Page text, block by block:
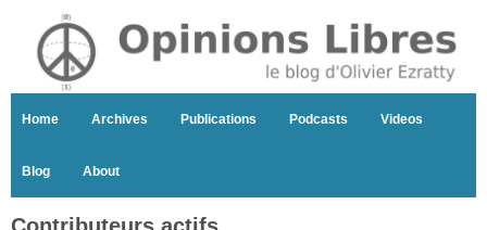
Home Archives Publications Podcasts Videos
Blog About